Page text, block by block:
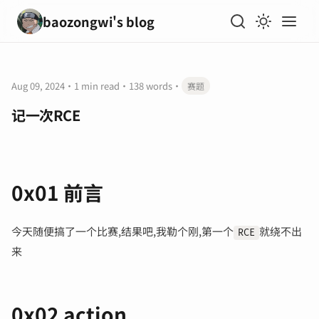
baozongwi's blog
Aug 09, 2024 · 1 min read · 138 words · 赛题
记一次RCE
0x01 前言
今天随便搞了一个比赛,结果吧,我勒个刚,第一个 RCE 就绕不出
来